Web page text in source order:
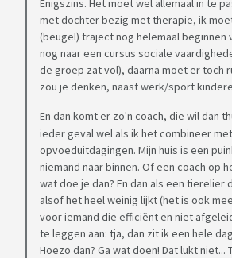
Enigszins. Het moet wel allemaal in te
met dochter bezig met therapie, ik
(beugel) traject nog helemaal beginnen
nog naar een cursus sociale
de groep zat vol), daarna moet er toch
zou je denken, naast werk/sport
En dan komt er zo'n coach, die wil dan
ieder geval wel als ik het combineer
opvoeduitdagingen. Mijn huis is een
niemand naar binnen. Of een coach op
wat doe je dan? En dan als een tierelier
alsof het heel weinig lijkt (het is ook
voor iemand die efficiënt en niet
te leggen aan: tja, dan zit ik een hele
Hoezo dan? Ga wat doen! Dat lukt niet...